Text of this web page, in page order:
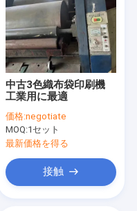
中古3色織布袋印刷機
工業用に最適
価格:negotiate
MOQ:1セット
最新価格を得る
接触